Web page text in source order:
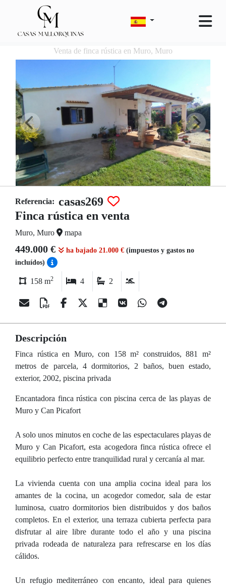
Venta de finca rústica en Muro, Muro
Referencia: casas269
Finca rústica en venta
Muro, Muro mapa
449.000 € ha bajado 21.000 € (impuestos y gastos no
incluídos)
158 m2 4 2
Descripción
Finca rústica en Muro, con 158 m² construidos, 881 m²
metros de parcela, 4 dormitorios, 2 baños, buen estado,
exterior, 2002, piscina privada
Encantadora finca rústica con piscina cerca de las playas de
Muro y Can Picafort
A solo unos minutos en coche de las espectaculares playas de
Muro y Can Picafort, esta acogedora finca rústica ofrece el
equilibrio perfecto entre tranquilidad rural y cercanía al mar.
La vivienda cuenta con una amplia cocina ideal para los
amantes de la cocina, un acogedor comedor, sala de estar
luminosa, cuatro dormitorios bien distribuidos y dos baños
completos. En el exterior, una terraza cubierta perfecta para
disfrutar al aire libre durante todo el año y una piscina
privada rodeada de naturaleza para refrescarse en los días
cálidos.
Un refugio mediterráneo con encanto, ideal para quienes